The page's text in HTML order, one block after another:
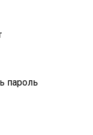
пароль